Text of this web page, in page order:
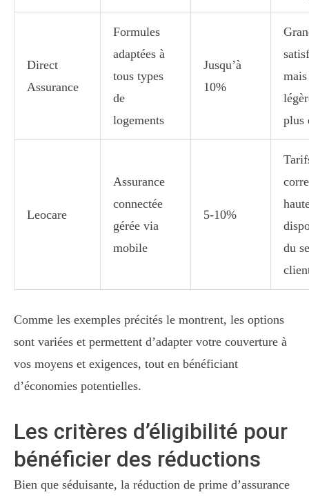
Direct
Assurance
Formules
adaptées à
tous types
de
logements
Jusqu’à
10%
plus
Leocare
Assurance
connectée
gérée via
mobile
5-10%
du
Comme les exemples précités le montrent, les options
sont variées et permettent d’adapter votre couverture à
vos moyens et exigences, tout en bénéficiant
d’économies potentielles.
Les critères d’éligibilité pour
bénéficier des réductions
Bien que séduisante, la réduction de prime d’assurance